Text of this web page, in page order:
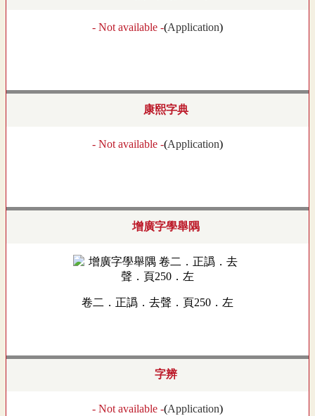
- Not available -(Application)
康熙字典
- Not available -(Application)
增廣字學舉隅
卷二．正譌．去聲．頁250．左
字辨
- Not available -(Application)